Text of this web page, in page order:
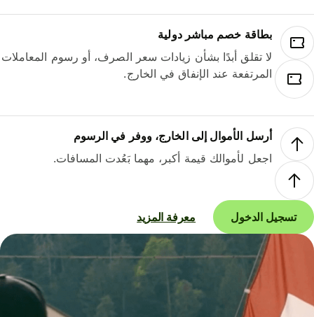
بطاقة خصم مباشر دولية
لا تقلق أبدًا بشأن زيادات سعر الصرف، أو رسوم المعاملات
المرتفعة عند الإنفاق في الخارج.
أرسل الأموال إلى الخارج، ووفر في الرسوم
اجعل لأموالك قيمة أكبر، مهما بَعُدت المسافات.
تسجيل الدخول معرفة المزيد